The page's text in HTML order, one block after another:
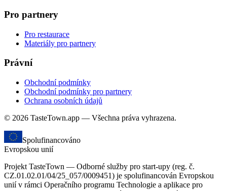
Pro partnery
Pro restaurace
Materiály pro partnery
Právní
Obchodní podmínky
Obchodní podmínky pro partnery
Ochrana osobních údajů
© 2026 TasteTown.app — Všechna práva vyhrazena.
Spolufinancováno
Evropskou unií
Projekt TasteTown — Odborné služby pro start-upy (reg. č.
CZ.01.02.01/04/25_057/0009451) je spolufinancován Evropskou
unií v rámci Operačního programu Technologie a aplikace pro